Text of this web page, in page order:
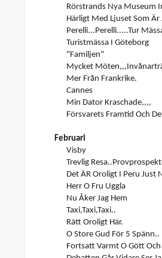
Rörstrands Nya Museum
Härligt Med Ljuset Som
Perelli...Perelli.....Tur
Turistmässa I Göteborg
"Familjen"
Mycket
Mer Från Frankrike.
Cannes
Min Dator Kraschade,,,,
Försvarets Framtid Och
Februari
Visby
Trevlig
Det ÄR Oroligt I Peru Just
Herr O Fru Uggla
Nu Åker Jag Hem
Taxi,Taxi,Taxi..
Rätt Oroligt Här.
O Store Gud För 5 Spänn..
Fortsatt Varmt O Gött Och